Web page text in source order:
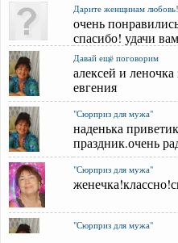
Дарите женщинам любовь!
очень
спасибо! удачи
Давай ещё поговорим
алексей и
евгения
"Сюрприз для мужа"
наденька
праздник.очень
"Сюрприз для мужа"
"Сюрприз для мужа"